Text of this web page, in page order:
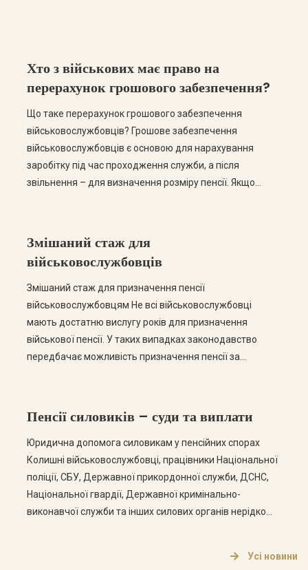
Хто з військових має право на
перерахунок грошового забезпечення?
Що таке перерахунок грошового забезпечення
військовослужбовців? Грошове забезпечення
військовослужбовців є основою для нарахування
заробітку під час проходження служби, а після
звільнення – для визначення розміру пенсії. Якщо
перерахунку. Перерахунок може стосуватися як діючих
військовослужбовців, так і осіб, звільнених […]
Змішаний стаж для
військовослужбовців
Змішаний стаж для призначення пенсії
військовослужбовцям Не всі військовослужбовці
мають достатню вислугу років для призначення
військової пенсії. У таких випадках законодавство
передбачає можливість призначення пенсії за
Пенсійний фонд або уповноважені органи нерідко
відмовляють […]
Пенсії силовиків – суди та виплати
Юридична допомога силовикам у пенсійних спорах
Колишні військовослужбовці, працівники Національної
поліції, СБУ, Державної прикордонної служби, ДСНС,
Національної гвардії, Державної кримінально-
виконавчої служби та інших силових органів нерідко
перерахунку пенсії, обмеження її максимального
Усі новини